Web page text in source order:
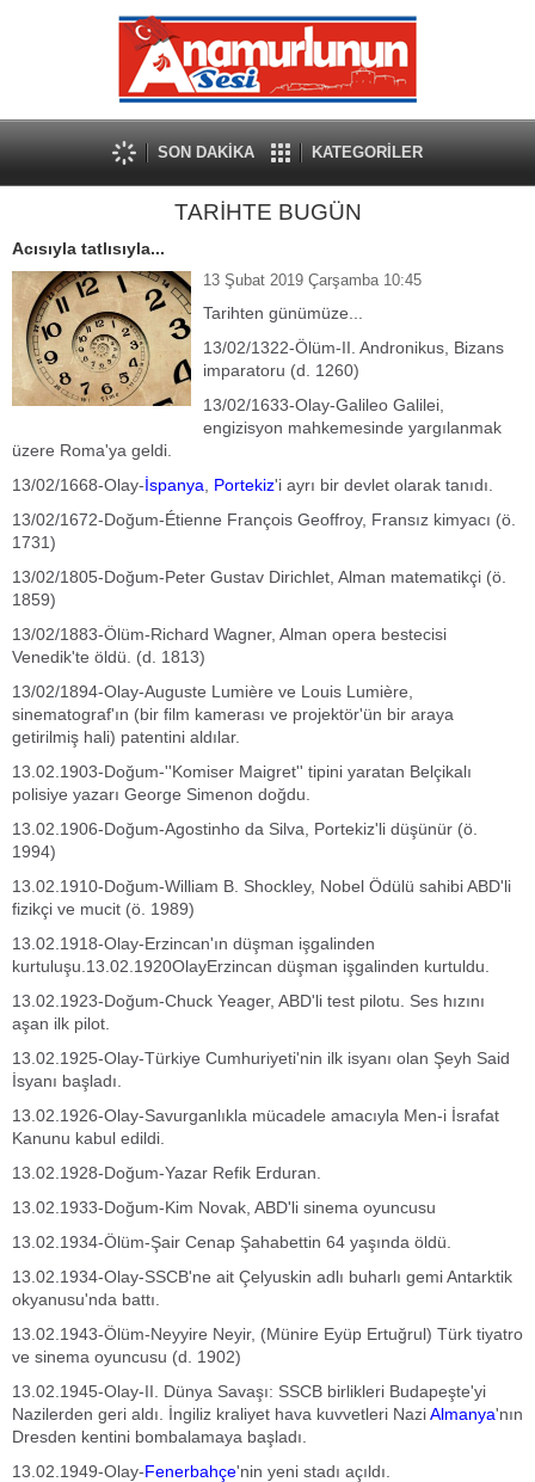
SON DAKİKA KATEGORİLER
TARİHTE BUGÜN
Acısıyla tatlısıyla...
13 Şubat 2019 Çarşamba 10:45
Tarihten günümüze...
13/02/1322-Ölüm-II. Andronikus, Bizans
imparatoru (d. 1260)
13/02/1633-Olay-Galileo Galilei,
engizisyon mahkemesinde yargılanmak
üzere Roma'ya geldi.
13/02/1668-Olay-İspanya Portekiz'i ayrı bir devlet olarak tanıdı.
13/02/1672-Doğum-Étienne François Geoffroy, Fransız kimyacı (ö.
1731)
13/02/1805-Doğum-Peter Gustav Dirichlet, Alman matematikçi (ö.
1859)
13/02/1883-Ölüm-Richard Wagner, Alman opera bestecisi
Venedik'te öldü. (d. 1813)
13/02/1894-Olay-Auguste Lumière ve Louis Lumière,
sinematograf'ın (bir film kamerası ve projektör'ün bir araya
getirilmiş hali) patentini aldılar.
13.02.1903-Doğum-''Komiser Maigret'' tipini yaratan Belçikalı
polisiye yazarı George Simenon doğdu.
13.02.1906-Doğum-Agostinho da Silva, Portekiz'li düşünür (ö.
1994)
13.02.1910-Doğum-William B. Shockley, Nobel Ödülü sahibi ABD'li
fizikçi ve mucit (ö. 1989)
13.02.1918-Olay-Erzincan'ın düşman işgalinden
kurtuluşu.13.02.1920OlayErzincan düşman işgalinden kurtuldu.
13.02.1923-Doğum-Chuck Yeager, ABD'li test pilotu. Ses hızını
aşan ilk pilot.
13.02.1925-Olay-Türkiye Cumhuriyeti'nin ilk isyanı olan Şeyh Said
İsyanı başladı.
13.02.1926-Olay-Savurganlıkla mücadele amacıyla Men-i İsrafat
Kanunu kabul edildi.
13.02.1928-Doğum-Yazar Refik Erduran.
13.02.1933-Doğum-Kim Novak, ABD'li sinema oyuncusu
13.02.1934-Ölüm-Şair Cenap Şahabettin 64 yaşında öldü.
13.02.1934-Olay-SSCB'ne ait Çelyuskin adlı buharlı gemi Antarktik
okyanusu'nda battı.
13.02.1943-Ölüm-Neyyire Neyir, (Münire Eyüp Ertuğrul) Türk tiyatro
ve sinema oyuncusu (d. 1902)
13.02.1945-Olay-II. Dünya Savaşı: SSCB birlikleri Budapeşte'yi
Nazilerden geri aldı. İngiliz kraliyet hava kuvvetleri NaziAlmanya'nın
Dresden kentini bombalamaya başladı.
13.02.1949-Olay-Fenerbahçe'nin yeni stadı açıldı.